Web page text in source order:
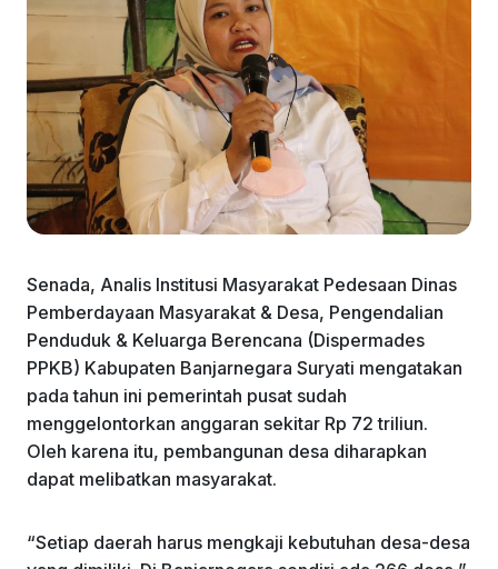
Senada, Analis Institusi Masyarakat Pedesaan Dinas
Pemberdayaan Masyarakat & Desa, Pengendalian
Penduduk & Keluarga Berencana (Dispermades
PPKB) Kabupaten Banjarnegara Suryati mengatakan
pada tahun ini pemerintah pusat sudah
menggelontorkan anggaran sekitar Rp 72 triliun.
Oleh karena itu, pembangunan desa diharapkan
dapat melibatkan masyarakat.
“Setiap daerah harus mengkaji kebutuhan desa-desa